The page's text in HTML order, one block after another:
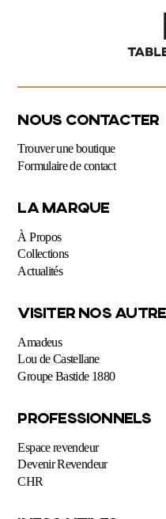
NOUS CONTACTER
Trouver une boutique
Formulaire de contact
LA MARQUE
À Propos
Collections
Actualités
VISITER NOS
Amadeus
Lou de Castellane
Groupe Bastide 1880
PROFESSIONNELS
Espace revendeur
Devenir Revendeur
CHR